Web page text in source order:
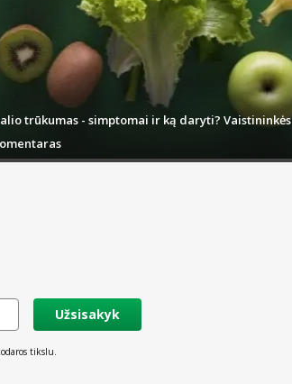
trūkumas - simptomai ir ką daryti? Vaistininkės
Užsisakyk
tikslu.